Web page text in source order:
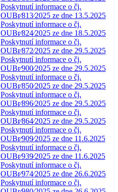
Poskytnutí informace o čj.
OUBr⁄813⁄2025 ze dne 13.5.2025
Poskytnutí informace o čj.
OUBr⁄824⁄2025 ze dne 18.5.2025
Poskytnutí informace o čj.
OUBr⁄872⁄2025 ze dne 29.5.2025
Poskytnutí informace o čj.
OUBr⁄900⁄2025 ze dne 29.5.2025
Poskytnutí informace o čj.
OUBr⁄850⁄2025 ze dne 29.5.2025
Poskytnutí informace o čj.
OUBr⁄896⁄2025 ze dne 29.5.2025
Poskytnutí informace o čj.
OUBr⁄864⁄2025 ze dne 29.5.2025
Poskytnutí informace o čj.
OUBr⁄909⁄2025 ze dne 11.6.2025
Poskytnutí informace o čj.
OUBr⁄939⁄2025 ze dne 11.6.2025
Poskytnutí informace o čj.
OUBr⁄974⁄2025 ze dne 26.6.2025
Poskytnutí informace o čj.